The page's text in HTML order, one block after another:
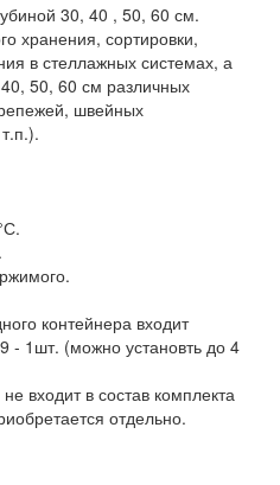
30, 40 , 50, 60 см.
хранения, сортировки,
в стеллажных системах, а
50, 60 см различных
швейных
контейнера входит
- 1шт. (можно установть до 4
входит в состав комплекта
отдельно.